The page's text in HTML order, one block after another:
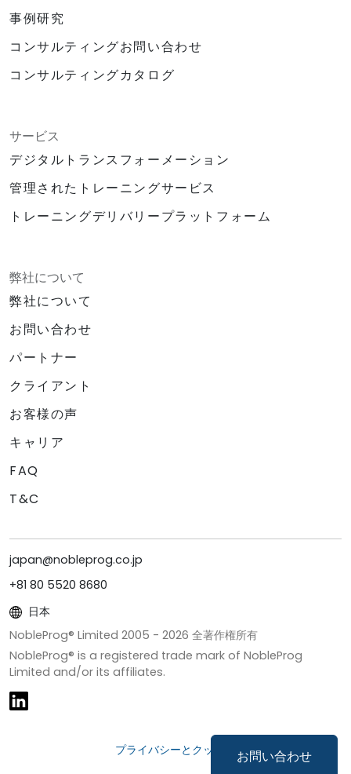
お問い合わせ
事例研究
コンサルティングお問い合わせ
コンサルティングカタログ
サービス
デジタルトランスフォーメーション
管理されたトレーニングサービス
トレーニングデリバリープラットフォーム
弊社について
弊社について
お問い合わせ
パートナー
クライアント
お客様の声
キャリア
FAQ
T&C
japan@nobleprog.co.jp
+81 80 5520 8680
日本
NobleProg® Limited 2005 - 2026 全著作権所有
NobleProg® is a registered trade mark of NobleProg
Limited and/or its affiliates.
プライバシーとクッキー